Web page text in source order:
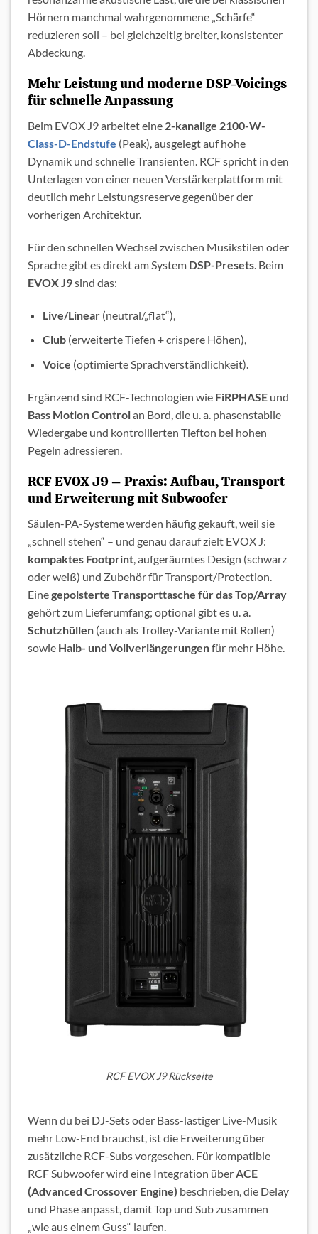
Hörnern manchmal wahrgenommene „Schärfe“
reduzieren soll – bei gleichzeitig breiter, konsistenter
Abdeckung.
Mehr Leistung und moderne DSP-Voicings
für schnelle Anpassung
Beim EVOX J9 arbeitet eine 2-kanalige 2100-W-
Class-D-Endstufe (Peak), ausgelegt auf hohe
Dynamik und schnelle Transienten. RCF spricht in den
Unterlagen von einer neuen Verstärkerplattform mit
deutlich mehr Leistungsreserve gegenüber der
vorherigen Architektur.
Für den schnellen Wechsel zwischen Musikstilen oder
Sprache gibt es direkt am System DSP-Presets . Beim
EVOX J9sind das:
Live/Linear(neutral/„flat“),
Club(erweiterte Tiefen + crispere Höhen),
Voice (optimierte Sprachverständlichkeit).
Ergänzend sind RCF-Technologien wie FiRPHASE und
Bass Motion Controlan Bord, die u. a. phasenstabile
Wiedergabe und kontrollierten Tiefton bei hohen
Pegeln adressieren.
RCF EVOX J9 – Praxis: Aufbau, Transport
und Erweiterung mit Subwoofer
Säulen-PA-Systeme werden häufig gekauft, weil sie
„schnell stehen“ – und genau darauf zielt EVOX J:
kompaktes Footprint, aufgeräumtes Design (schwarz
oder weiß) und Zubehör für Transport/Protection.
Einegepolsterte Transporttasche für das Top/Array
gehört zum Lieferumfang; optional gibt es u. a.
Schutzhüllen (auch als Trolley-Variante mit Rollen)
sowie Halb- und Vollverlängerungenfür mehr Höhe.
RCF EVOX J9 Rückseite
Wenn du bei DJ-Sets oder Bass-lastiger Live-Musik
mehr Low-End brauchst, ist die Erweiterung über
zusätzliche RCF-Subs vorgesehen. Für kompatible
RCF Subwoofer wird eine Integration über ACE
(Advanced Crossover Engine) beschrieben, die Delay
und Phase anpasst, damit Top und Sub zusammen
„wie aus einem Guss“ laufen.